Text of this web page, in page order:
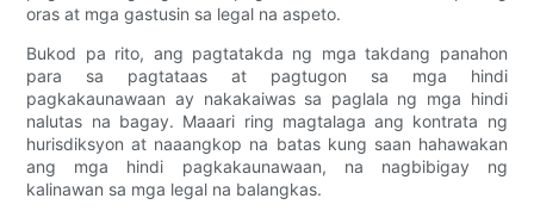
oras at mga gastusin sa legal na aspeto.
Bukod pa rito, ang pagtatakda ng mga takdang panahon
para sa pagtataas at pagtugon sa mga hindi
pagkakaunawaan ay nakakaiwas sa paglala ng mga hindi
nalutas na bagay. Maaari ring magtalaga ang kontrata ng
hurisdiksyon at naaangkop na batas kung saan hahawakan
ang mga hindi pagkakaunawaan, na nagbibigay ng
kalinawan sa mga legal na balangkas.